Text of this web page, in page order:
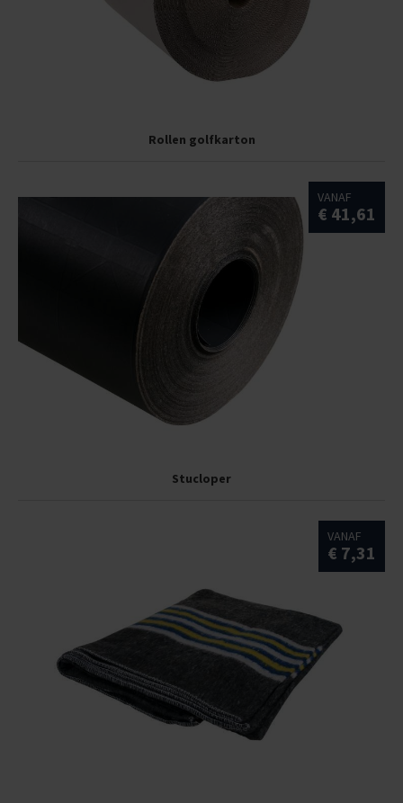
Rollen golfkarton
Stucloper
VANAF
€ 41,61
VANAF
€ 7,31